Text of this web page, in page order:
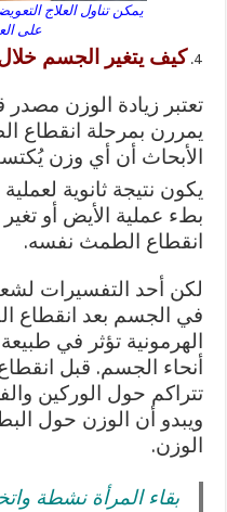
يمكن تناول العلاج
على
كيف يتغير الجسم
تعتبر زيادة الوزن مصدر
يمررن بمرحلة انقطاع
الأبحاث أن أي وزن
يكون نتيجة ثانوية
بطء عملية الأيض أو
انقطاع الطمث نفسه.
لكن أحد التفسيرات
في الجسم بعد انقطاع
الهرمونية تؤثر في
أنحاء الجسم. قبل
تتراكم حول الوركين
ويبدو أن الوزن حول
الوزن.
بقاء المرأة نشطة